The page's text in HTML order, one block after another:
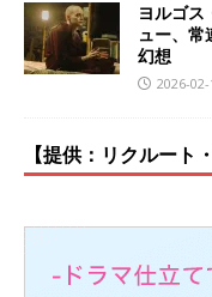
ヨルゴス
ュー、常
幻想
2026-02-
【提供：リクルート